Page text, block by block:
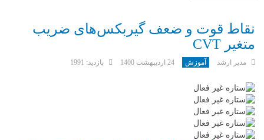
نقاط قوت و ضعف گیربکس‌های ضریب
متغیر CVT
مدیر ارشد آموزش 24 ارديبهشت 1400 بازدید: 1991